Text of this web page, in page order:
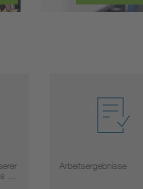
Arbeitsergebnisse